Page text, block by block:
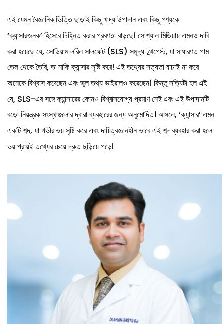
এই যেমন বৈজ্ঞানিক ভিত্তি ছাড়াই কিছু খাদ্য উপাদান এবং কিছু পণ্যকে
‘ক্যান্সারজনক’ হিসেবে চিহ্নিত করার প্রবণতা বাড়ছে। সোশ্যাল মিডিয়ায় এমনও দাবি
করা হয়েছে যে, সোডিয়াম লরিল সালফেট (SLS) সমৃদ্ধ টুথপেস্ট, যা সাধারণত পাম
তেল থেকে তৈরি, তা নাকি ক্যান্সার সৃষ্টি করে! এই তথ্যের সত্যতা যাচাই না করে
অনেকে বিশ্বাস করেছেন এবং ভুল তথ্য ভাইরালও করেছেন। কিন্তু সত্যিটা হল এই
যে, SLS-এর সঙ্গে ক্যান্সারের কোনও বিশ্বাসযোগ্য প্রমাণ নেই এবং এই উপাদানটি
বড়ো নিয়ন্ত্রক সংস্থাগুলোর দ্বারা ব্যবহারের জন্য অনুমোদিত। আসলে, ‘ক্যান্সার’ এমন
একটি শব্দ, যা গভীর ভয় সৃষ্টি করে এবং দায়িত্বজ্ঞানহীন ভাবে এই শব্দ ব্যবহার করা হলে
ভয় প্রায়ই তথ্যের চেয়ে দ্রুত ছড়িয়ে পড়ে।